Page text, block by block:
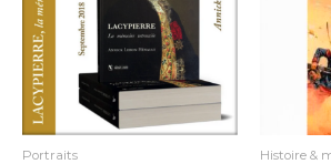
Portraits Histoire &